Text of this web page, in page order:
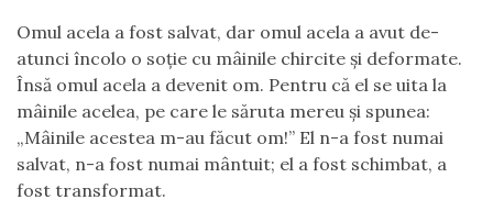
Omul acela a fost salvat, dar omul acela a avut de-
atunci încolo o soție cu mâinile chircite și deformate.
Însă omul acela a devenit om. Pentru că el se uita la
mâinile acelea, pe care le săruta mereu și spunea:
„Mâinile acestea m-au făcut om!” El n-a fost numai
salvat, n-a fost numai mântuit; el a fost schimbat, a
fost transformat.